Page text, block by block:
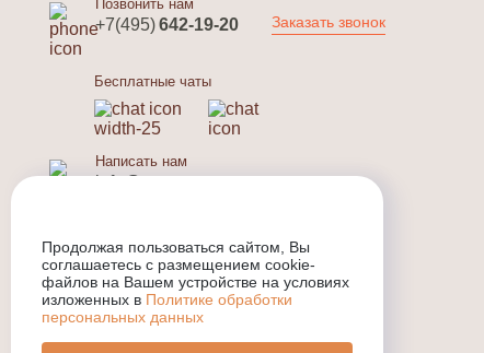
Позвонить нам
+7(495)642-19-20 Заказать звонок
Бесплатные чаты
Написать нам
info@r-sauna.ru
info@r-sauna.ru
Продолжая пользоваться сайтом, Вы
соглашаетесь с размещением cookie-
файлов на Вашем устройстве на условиях
изложенных в Политике обработки
персональных данных